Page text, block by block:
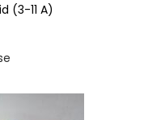
(3-11 A)